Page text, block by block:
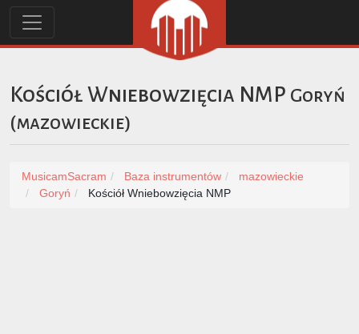
Kościół Wniebowzięcia NMP Goryń
(mazowieckie)
MusicamSacram Baza instrumentów
mazowieckie
Goryń
Kościół Wniebowzięcia NMP